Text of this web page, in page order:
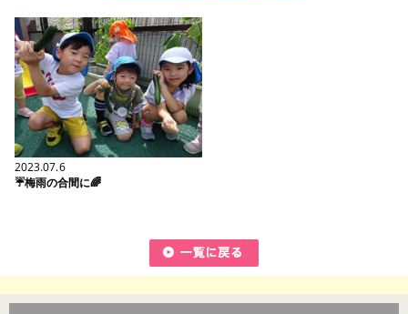
2023.07.6
☔梅雨の合間に🌈